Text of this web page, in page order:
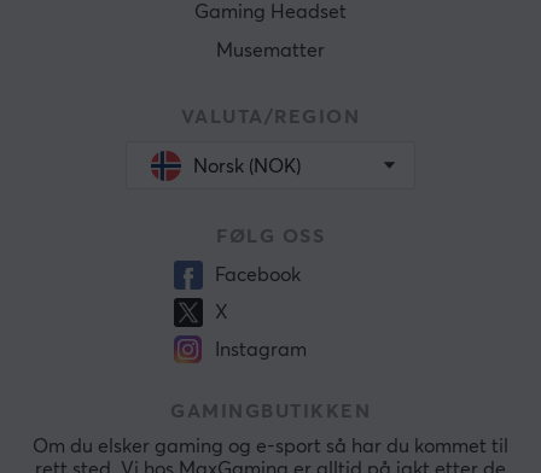
Gaming Headset
Musematter
VALUTA/REGION
Norsk (NOK)
FØLG OSS
Facebook
X
Instagram
GAMINGBUTIKKEN
Om du elsker gaming og e-sport så har du kommet til